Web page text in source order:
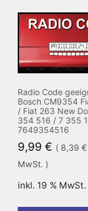
Radio Code
Bosch CM9354
/ Fiat 263 New
354 516 / 7 355
7649354516
9,99 € ( 8,39 €
MwSt. )
inkl. 19 % MwSt.